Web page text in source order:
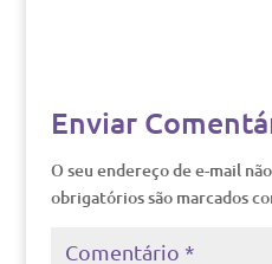
Enviar
O seu endereço de e-mail
obrigatórios são marcados